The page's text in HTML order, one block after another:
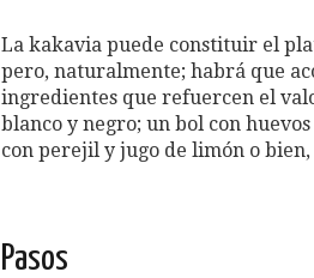
La kakavia puede constituir el
pero, naturalmente; habrá que
ingredientes que refuercen el
blanco y negro; un bol con
con perejil y jugo de limón o
Pasos